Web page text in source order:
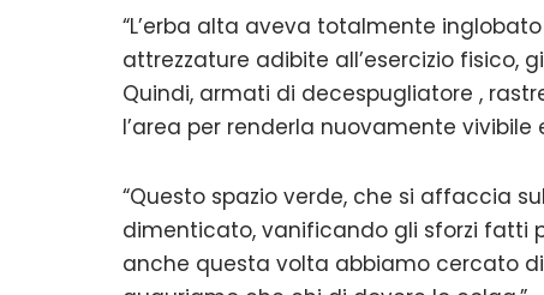
“L’erba alta aveva totalmente
attrezzature adibite all’esercizio
Quindi, armati di decespugliatore ,
l’area per renderla nuovamente vivibile
“Questo spazio verde, che si affaccia
dimenticato, vanificando gli sforzi fatti
anche questa volta abbiamo cercato di